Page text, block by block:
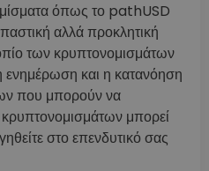
όπως το pathUSD
αλλά προκλητική
των κρυπτονομισμάτων
η ενημέρωση και η κατανόηση
που μπορούν να
μπορεί
στο επενδυτικό σας